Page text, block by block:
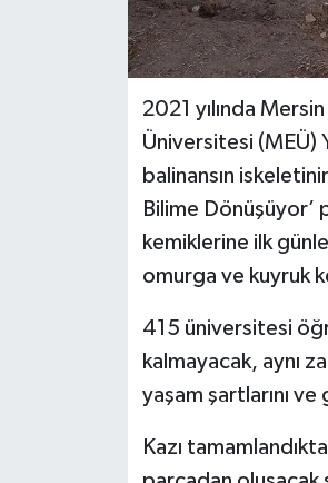
2021 yılında
Üniversitesi (MEÜ)
balinansın
Bilime Dönüşüyor’
kemiklerine ilk
omurga ve kuyruk
415 üniversitesi
kalmayacak, aynı
yaşam şartlarını ve
Kazı